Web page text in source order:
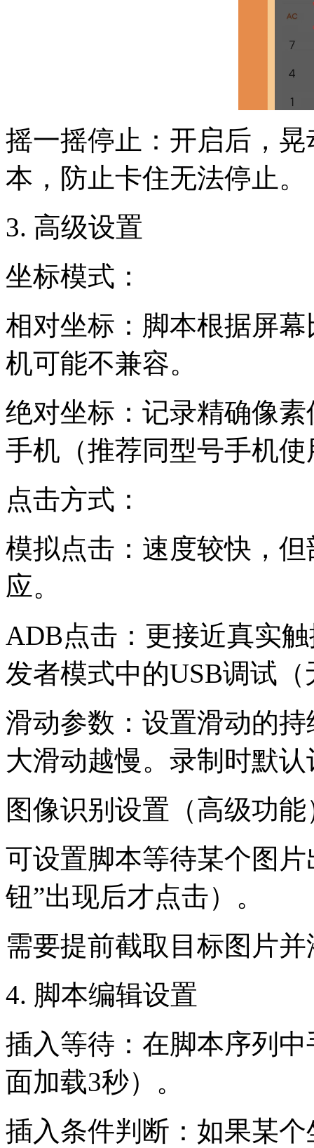
摇一摇停止：开启后，
本，防止卡住无法停止。
3. 高级设置
坐标模式：
相对坐标：脚本根据屏
机可能不兼容。
绝对坐标：记录精确像
手机（推荐同型号手机使
点击方式：
模拟点击：速度较快，
应。
ADB点击：更接近真实
发者模式中的USB调试
滑动参数：设置滑动的
大滑动越慢。录制时默
图像识别设置（高级功能
可设置脚本等待某个图
钮”出现后才点击）。
需要提前截取目标图片
4. 脚本编辑设置
插入等待：在脚本序列
面加载3秒）。
插入条件判断：如果某